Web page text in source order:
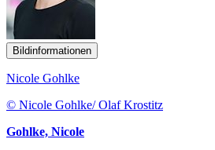
Bildinformationen
Nicole Gohlke
© Nicole Gohlke/ Olaf Krostitz
Gohlke, Nicole